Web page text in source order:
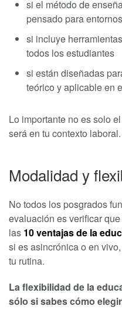
si el método de
pensado para
si incluye
todos los estudiantes
si están diseñadas
teórico y aplicable en
Lo importante no es solo
será en tu contexto laboral.
Modalidad y
No todos los posgrados
evaluación es verificar
las 10 ventajas de la
si es asincrónica o en
tu rutina.
La flexibilidad de la
sólo si sabes cómo